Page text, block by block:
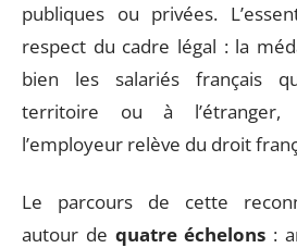
publiques ou privées.
respect du cadre légal : la
bien les salariés français
territoire ou à
l’employeur relève du droit
Le parcours de cette
autour de quatre échelons :